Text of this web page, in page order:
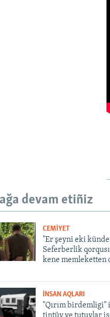
devam etiñiz
CEMİYET
"Er şeyni eki
Seferberlik
kene memleketten
İNSAN AQLARI
"Qırım birdemligi"
tintüv ve tutuvlar